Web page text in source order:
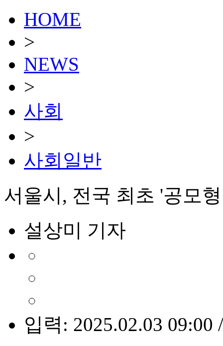
HOME
>
NEWS
>
사회
>
사회일반
서울시, 전국 최초 '공모
설상미 기자
입력: 2025.02.03 09:00